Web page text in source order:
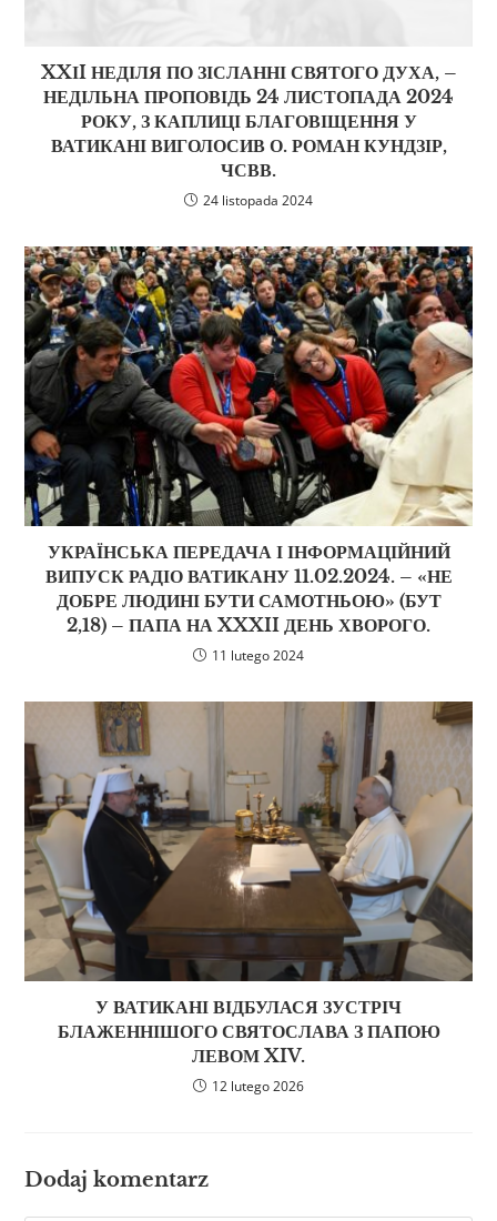
XXІI НЕДІЛЯ ПО ЗІСЛАННІ СВЯТОГО ДУХА, –
НЕДІЛЬНА ПРОПОВІДЬ 24 ЛИСТОПАДА 2024
РОКУ, З КАПЛИЦІ БЛАГОВІЩЕННЯ У
ВАТИКАНІ ВИГОЛОСИВ О. РОМАН КУНДЗІР,
ЧСВВ.
24 listopada 2024
УКРАЇНСЬКА ПЕРЕДАЧА І ІНФОРМАЦІЙНИЙ
ВИПУСК РАДІО ВАТИКАНУ 11.02.2024. – «НЕ
ДОБРЕ ЛЮДИНІ БУТИ САМОТНЬОЮ» (БУТ
2,18) – ПАПА НА XXXII ДЕНЬ ХВОРОГО.
11 lutego 2024
У ВАТИКАНІ ВІДБУЛАСЯ ЗУСТРІЧ
БЛАЖЕННІШОГО СВЯТОСЛАВА З ПАПОЮ
ЛЕВОМ XIV.
12 lutego 2026
Dodaj komentarz